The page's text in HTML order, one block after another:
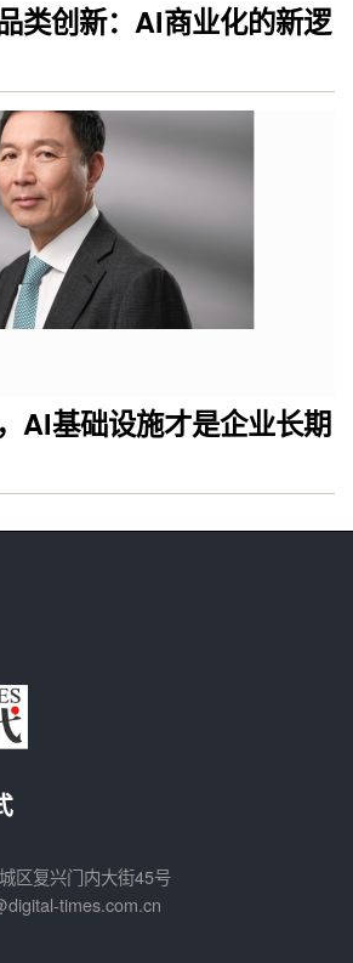
类创新：AI商业化的新逻
AI基础设施才是企业长期
区复兴门内大街45号
times.com.cn